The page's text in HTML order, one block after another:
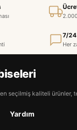
7/
Her
seçilmiş kaliteli ürünler,
Yardım